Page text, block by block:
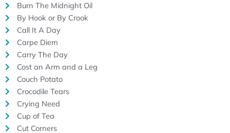
Burn The Midnight Oil
By Hook or By Crook
Call It A Day
Carpe Diem
Carry The Day
Cost an Arm and a Leg
Couch Potato
Crocodile Tears
Crying Need
Cup of Tea
Cut Corners